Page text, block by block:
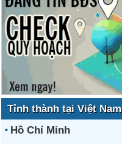
Tỉnh thành tại Việt Nam
Hồ Chí Minh